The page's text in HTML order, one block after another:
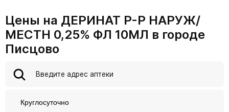
Цены на ДЕРИНАТ Р-Р НАРУЖ/
МЕСТН 0,25% ФЛ 10МЛ в городе
Писцово
Круглосуточно